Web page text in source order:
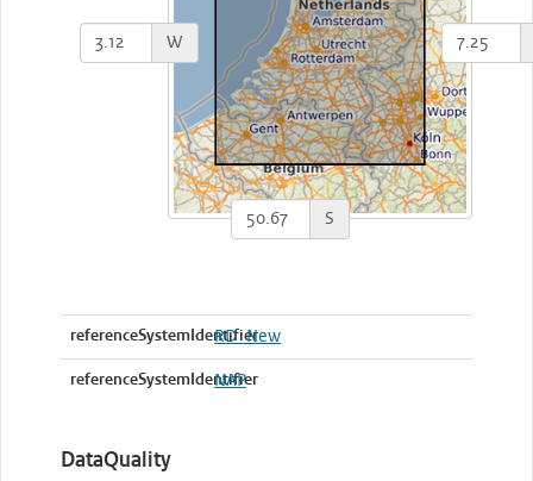
S
W
referenceSystemIdentifier
RD_New
referenceSystemIdentifier
NAP
DataQuality